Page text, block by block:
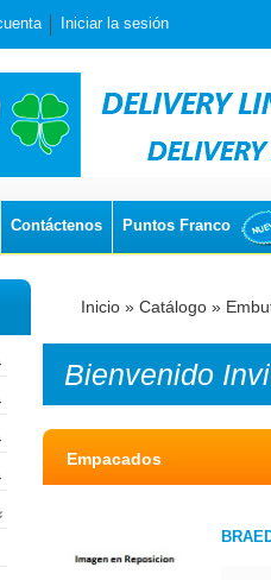
Iniciar la sesión
Contáctenos Puntos Franco
Inicio » Catálogo »
Bienvenido
Empacados